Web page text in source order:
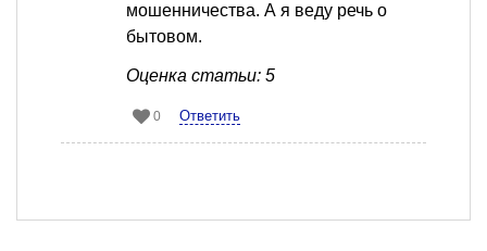
мошенничества. А я веду речь о
бытовом.
Оценка статьи: 5
0 Ответить